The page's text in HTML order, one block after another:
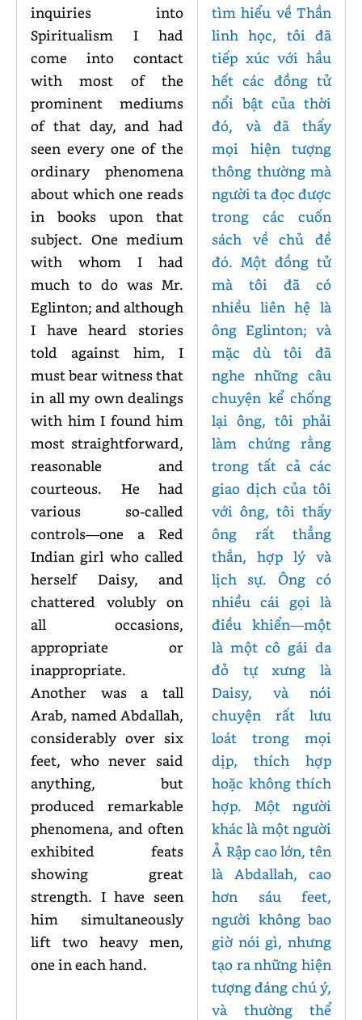
inquiries into
Spiritualism I had
come into contact
with most of the
prominent mediums
of that day, and had
seen every one of the
ordinary phenomena
about which one reads
in books upon that
subject. One medium
with whom I had
much to do was Mr.
Eglinton; and although
I have heard stories
told against him, I
must bear witness that
in all my own dealings
with him I found him
most straightforward,
reasonable and
courteous. He had
various so-called
controls—one a Red
Indian girl who called
herself Daisy, and
chattered volubly on
all occasions,
appropriate or
inappropriate.
Another was a tall
Arab, named Abdallah,
considerably over six
feet, who never said
anything, but
produced remarkable
phenomena, and often
exhibited feats
showing great
strength. I have seen
him simultaneously
lift two heavy men,
one in each hand.
tìm hiểu về Thần
linh học, tôi đã
tiếp xúc với hầu
hết các đồng tử
nổi bật của thời
đó, và đã thấy
mọi hiện tượng
thông thường mà
người ta đọc được
trong các cuốn
sách về chủ đề
đó. Một đồng tử
mà tôi đã có
nhiều liên hệ là
ông Eglinton; và
mặc dù tôi đã
nghe những câu
chuyện kể chống
lại ông, tôi phải
làm chứng rằng
trong tất cả các
giao dịch của tôi
với ông, tôi thấy
ông rất thẳng
thắn, hợp lý và
lịch sự. Ông có
nhiều cái gọi là
điều khiển—một
là một cô gái da
đỏ tự xưng là
Daisy, và nói
chuyện rất lưu
loát trong mọi
dịp, thích hợp
hoặc không thích
hợp. Một người
khác là một người
Ả Rập cao lớn, tên
là Abdallah, cao
hơn sáu feet,
người không bao
giờ nói gì, nhưng
tạo ra những hiện
tượng đáng chú ý,
và thường thể